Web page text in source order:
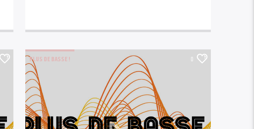
PLUS DE BASSE ! 0